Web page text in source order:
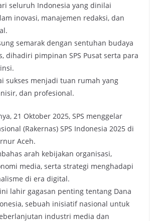
seluruh Indonesia yang dinilai
inovasi, manajemen redaksi, dan
semarak dengan sentuhan budaya
dihadiri pimpinan SPS Pusat serta para
sukses menjadi tuan rumah yang
dan profesional.
21 Oktober 2025, SPS menggelar
(Rakernas) SPS Indonesia 2025 di
Aceh.
arah kebijakan organisasi,
media, serta strategi menghadapi
di era digital.
lahir gagasan penting tentang Dana
sebuah inisiatif nasional untuk
industri media dan